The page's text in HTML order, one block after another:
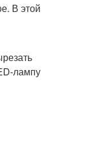
В этой
лампу